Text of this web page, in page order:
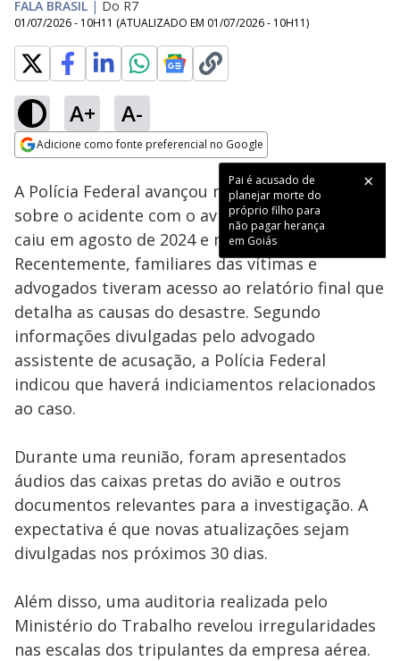
FALA BRASIL | Do R7
01/07/2026 - 10H11 (ATUALIZADO EM 01/07/2026 - 10H11)
A+ A-
Adicione como fonte preferencial no Google
Pai é acusado de
planejar morte do
próprio filho para
não pagar herança
em Goiás
Ativar
100.00%
A Polícia Federal avançou nas investigações
sobre o acidente com o avião da Voepass, que
caiu em agosto de 2024 e matou 62 pessoas.
Recentemente, familiares das vítimas e
advogados tiveram acesso ao relatório final que
detalha as causas do desastre. Segundo
informações divulgadas pelo advogado
assistente de acusação, a Polícia Federal
indicou que haverá indiciamentos relacionados
ao caso.
Durante uma reunião, foram apresentados
áudios das caixas pretas do avião e outros
documentos relevantes para a investigação. A
expectativa é que novas atualizações sejam
divulgadas nos próximos 30 dias.
Além disso, uma auditoria realizada pelo
Ministério do Trabalho revelou irregularidades
nas escalas dos tripulantes da empresa aérea.